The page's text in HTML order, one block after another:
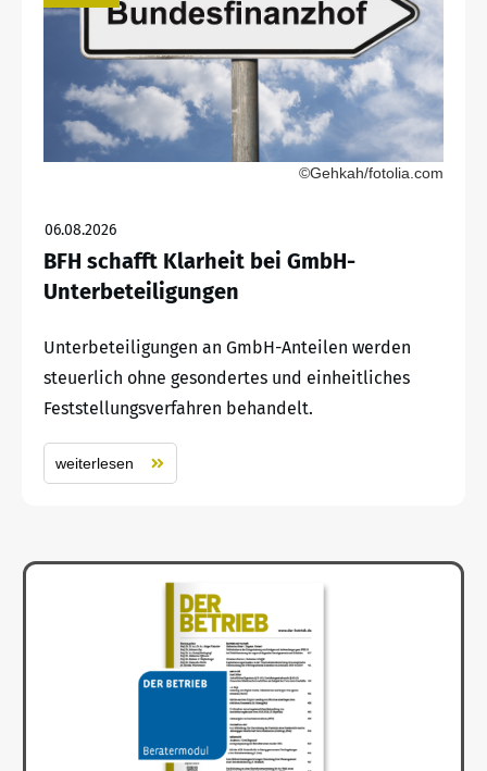
©Gehkah/fotolia.com
06.08.2026
BFH schafft Klarheit bei GmbH-
Unterbeteiligungen
Unterbeteiligungen an GmbH-Anteilen werden
steuerlich ohne gesondertes und einheitliches
Feststellungsverfahren behandelt.
weiterlesen